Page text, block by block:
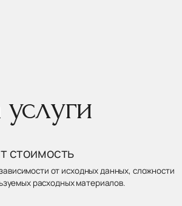
стоимость
от исходных данных, сложности
расходных материалов.